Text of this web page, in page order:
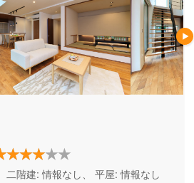
二階建: 情報なし、 平屋: 情報なし